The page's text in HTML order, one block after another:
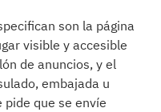
son la página
visible y accesible
de anuncios, y el
embajada u
que se envíe